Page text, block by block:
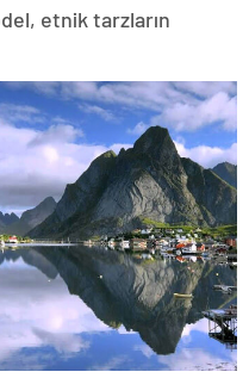
etnik tarzların